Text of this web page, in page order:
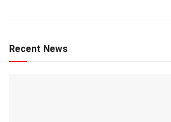
Recent News